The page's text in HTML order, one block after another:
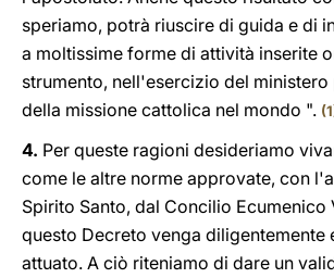
speriamo, potrà riuscire di guida e di
a moltissime forme di attività inserite
strumento, nell'esercizio del ministero
della missione cattolica nel mondo ".
4. Per queste ragioni desideriamo
come le altre norme approvate, con
Spirito Santo, dal Concilio Ecumenico
questo Decreto venga diligentemente
attuato. A ciò riteniamo di dare un